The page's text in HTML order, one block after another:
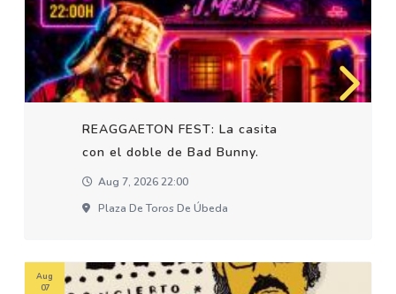
REAGGAETON FEST: La casita
con el doble de Bad Bunny.
Aug 7, 2026 22:00
Plaza De Toros De Úbeda
Aug
07